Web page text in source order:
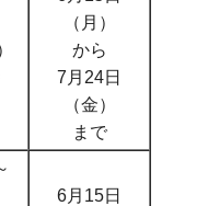
（月）
から
7月24日
（金）
まで
6月15日